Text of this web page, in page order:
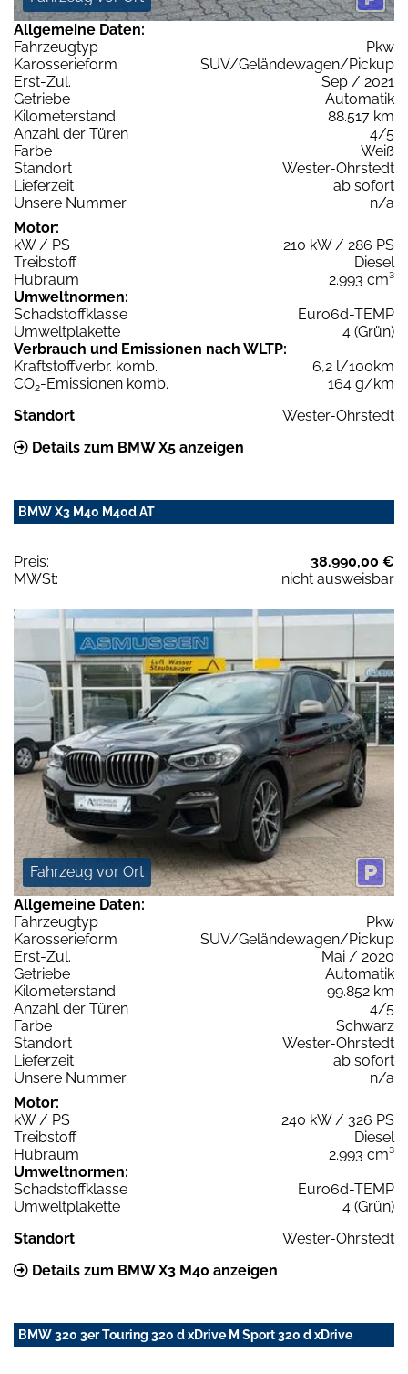
Allgemeine Daten:
Fahrzeugtyp
Pkw
Karosserieform
SUV/Geländewagen/Pickup
Erst-Zul.
Sep / 2021
Getriebe
Automatik
Kilometerstand
88.517 km
Anzahl der Türen
4/5
Farbe
Weiß
Standort
Wester-Ohrstedt
Lieferzeit
ab sofort
Unsere Nummer
n/a
Motor:
kW / PS
210 kW / 286 PS
Treibstoff
Diesel
Hubraum
2.993 cm³
Umweltnormen:
Schadstoffklasse
Euro6d-TEMP
Umweltplakette
4 (Grün)
Verbrauch und Emissionen nach WLTP:
Kraftstoffverbr. komb.
6,2 l/100km
CO2-Emissionen komb.
164 g/km
Standort
Wester-Ohrstedt
Details zum BMW X5 anzeigen
BMW X3 M40 M40d AT
Preis:
38.990,00 €
MWSt:
nicht ausweisbar
Fahrzeug vor Ort
Allgemeine Daten:
Fahrzeugtyp
Pkw
Karosserieform
SUV/Geländewagen/Pickup
Erst-Zul.
Mai / 2020
Getriebe
Automatik
Kilometerstand
99.852 km
Anzahl der Türen
4/5
Farbe
Schwarz
Standort
Wester-Ohrstedt
Lieferzeit
ab sofort
Unsere Nummer
n/a
Motor:
kW / PS
240 kW / 326 PS
Treibstoff
Diesel
Hubraum
2.993 cm³
Umweltnormen:
Schadstoffklasse
Euro6d-TEMP
Umweltplakette
4 (Grün)
Standort
Wester-Ohrstedt
Details zum BMW X3 M40 anzeigen
BMW 320 3er Touring 320 d xDrive M Sport 320 d xDrive